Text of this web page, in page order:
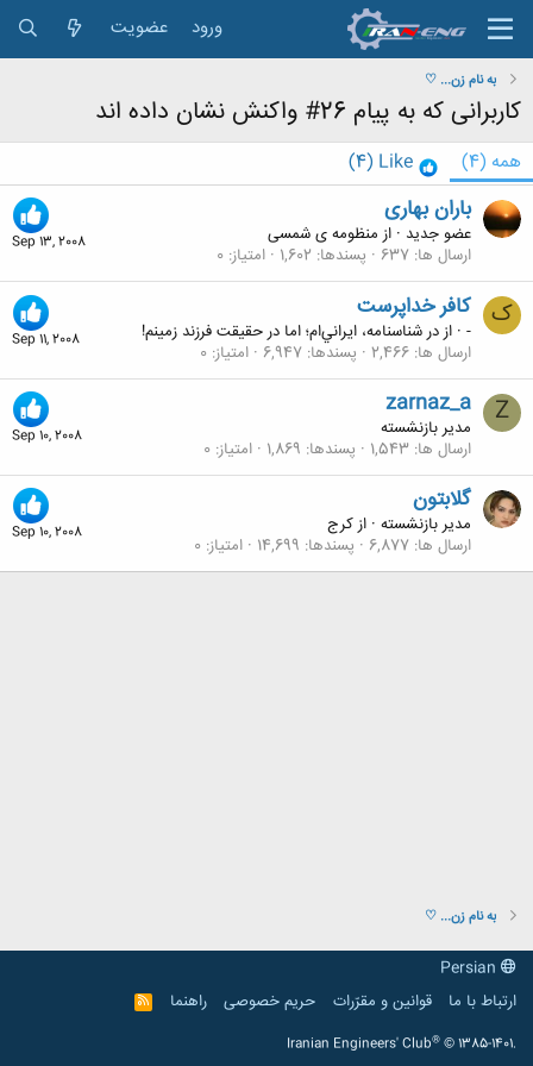
ورود عضویت
به نام زن... ♡
کاربرانی که به پیام 26# واکنش نشان داده اند
همه (4)
Like
(4)
Sep 13, 2008
باران بهاری
عضو جدید · از منظومه ی شمسی
ارسال ها 637 پسندها 1,602 امتیاز 0
ک
Sep 11, 2008
کافر خداپرست
-
· ازدر شناسنامه،‌ ايراني‌ام؛ اما در حقيقت فرزند زمينم!
ارسال ها 2,466 پسندها 6,947 امتیاز 0
Z
Sep 10, 2008
zarnaz_a
مدیر بازنشسته
ارسال ها 1,543 پسندها 1,869 امتیاز 0
Sep 10, 2008
گلابتون
مدیر بازنشسته · ازكرج
ارسال ها 6,877 پسندها 14,699 امتیاز 0
به نام زن... ♡
ارتباط با ما
قوانین و مقرّرات حریم خصوصی راهنما
R
S
Iranian Engineers' Club® © 1385-1401.